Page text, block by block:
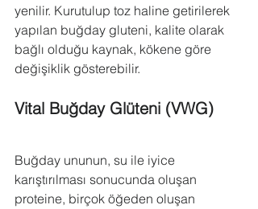
yenilir. Kurutulup toz haline getirilerek
yapılan buğday gluteni, kalite olarak
bağlı olduğu kaynak, kökene göre
değişiklik gösterebilir.
Vital Buğday Glüteni (VWG)
Buğday ununun, su ile iyice
karıştırılması sonucunda oluşan
proteine, birçok öğeden oluşan